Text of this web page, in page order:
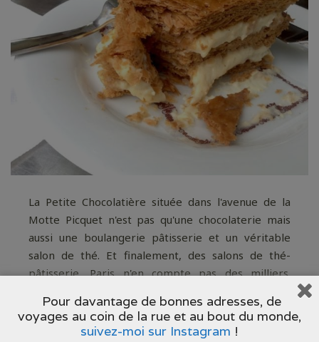
La Petite Chocolatière située dans l'avenue de la
Motte Picquet n'est pas qu'une chocolaterie mais
aussi une boulangerie pâtisserie et un véritable
salon de thé. Et finalement, des salons de thé-
pâtisserie, Paris n'en compte pas des milliers.
où l'on peut s'asseoir un moment (ou des heures)
sont légion, je me ...
Pour davantage de bonnes adresses, de
voyages au coin de la rue et au bout du monde,
suivez-moi sur Instagram !